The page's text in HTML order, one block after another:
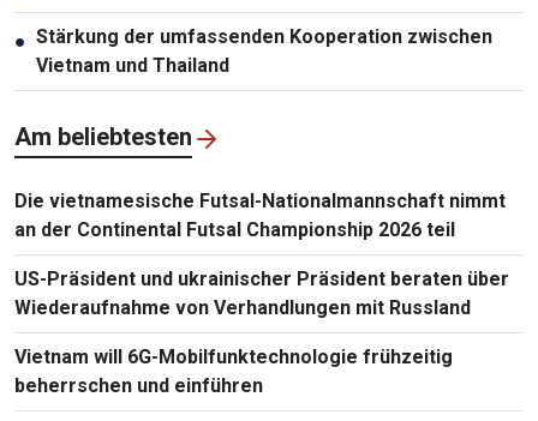
● Stärkung der umfassenden Kooperation zwischen
Vietnam und Thailand
Am beliebtesten
Die vietnamesische Futsal-Nationalmannschaft nimmt
an der Continental Futsal Championship 2026 teil
US-Präsident und ukrainischer Präsident beraten über
Wiederaufnahme von Verhandlungen mit Russland
Vietnam will 6G-Mobilfunktechnologie frühzeitig
beherrschen und einführen